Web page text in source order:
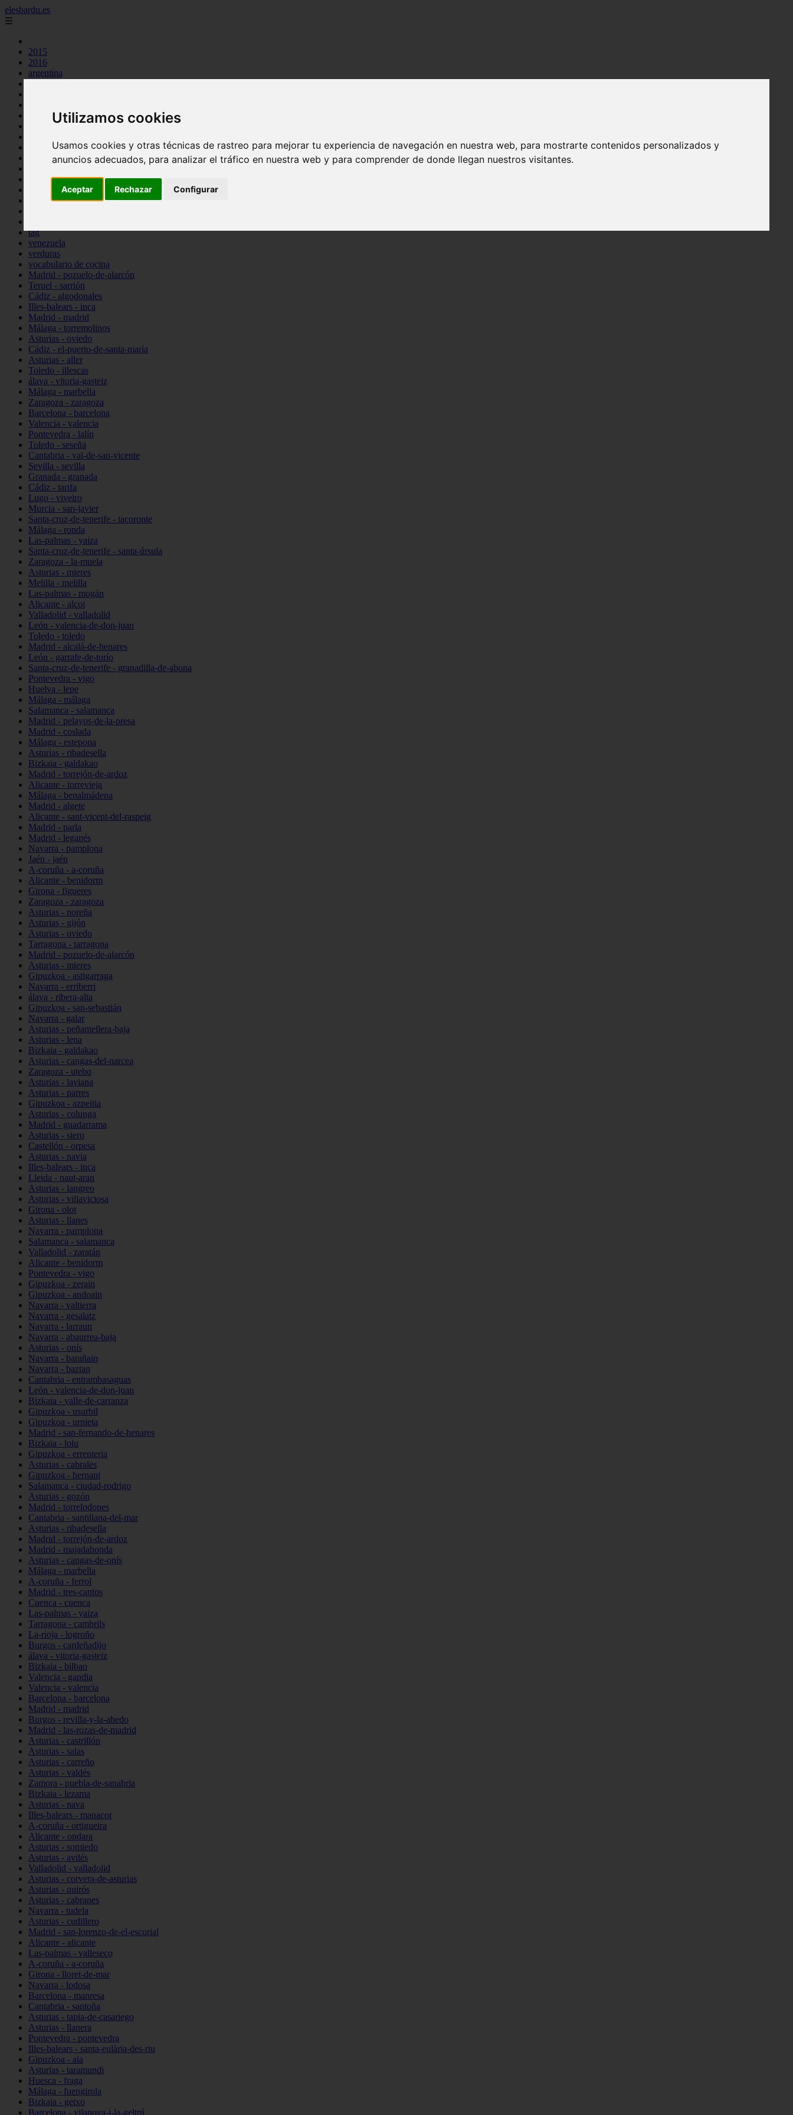
Utilizamos cookies
Usamos cookies y otras técnicas de rastreo para mejorar tu experiencia de navegación en nuestra web, para mostrarte contenidos personalizados y
anuncios adecuados, para analizar el tráfico en nuestra web y para comprender de donde llegan nuestros visitantes.
Aceptar Rechazar Configurar
elesbardu.es
☰
2015
2016
argentina
cocina casera
comidas
huevos
mariscos
postres
tag
venezuela
verduras
vocabulario de cocina
Madrid - pozuelo-de-alarcón
Teruel - sarrión
Cádiz - algodonales
Illes-balears - inca
Madrid - madrid
Málaga - torremolinos
Asturias - oviedo
Cádiz - el-puerto-de-santa-maría
Asturias - aller
Toledo - illescas
álava - vitoria-gasteiz
Málaga - marbella
Zaragoza - zaragoza
Barcelona - barcelona
Valencia - valencia
Pontevedra - lalín
Toledo - seseña
Cantabria - val-de-san-vicente
Sevilla - sevilla
Granada - granada
Cádiz - tarifa
Lugo - viveiro
Murcia - san-javier
Santa-cruz-de-tenerife - tacoronte
Málaga - ronda
Las-palmas - yaiza
Santa-cruz-de-tenerife - santa-úrsula
Zaragoza - la-muela
Asturias - mieres
Melilla - melilla
Las-palmas - mogán
Alicante - alcoi
Valladolid - valladolid
León - valencia-de-don-juan
Toledo - toledo
Madrid - alcalá-de-henares
León - garrafe-de-torío
Santa-cruz-de-tenerife - granadilla-de-abona
Pontevedra - vigo
Huelva - lepe
Málaga - málaga
Salamanca - salamanca
Madrid - pelayos-de-la-presa
Madrid - coslada
Málaga - estepona
Asturias - ribadesella
Bizkaia - galdakao
Madrid - torrejón-de-ardoz
Alicante - torrevieja
Málaga - benalmádena
Madrid - algete
Alicante - sant-vicent-del-raspeig
Madrid - parla
Madrid - leganés
Navarra - pamplona
Jaén - jaén
A-coruña - a-coruña
Alicante - benidorm
Girona - figueres
Zaragoza - zaragoza
Asturias - noreña
Asturias - gijón
Asturias - oviedo
Tarragona - tarragona
Madrid - pozuelo-de-alarcón
Asturias - mieres
Gipuzkoa - astigarraga
Navarra - erriberri
álava - ribera-alta
Gipuzkoa - san-sebastián
Navarra - galar
Asturias - peñamellera-baja
Asturias - lena
Bizkaia - galdakao
Asturias - cangas-del-narcea
Zaragoza - utebo
Asturias - laviana
Asturias - parres
Gipuzkoa - azpeitia
Asturias - colunga
Madrid - guadarrama
Asturias - siero
Castellón - orpesa
Asturias - navia
Illes-balears - inca
Lleida - naut-aran
Asturias - langreo
Asturias - villaviciosa
Girona - olot
Asturias - llanes
Navarra - pamplona
Salamanca - salamanca
Valladolid - zaratán
Alicante - benidorm
Pontevedra - vigo
Gipuzkoa - zerain
Gipuzkoa - andoain
Navarra - valtierra
Navarra - gesalatz
Navarra - larraun
Navarra - abaurrea-baja
Asturias - onís
Navarra - barañain
Navarra - baztan
Cantabria - entrambasaguas
León - valencia-de-don-juan
Bizkaia - valle-de-carranza
Gipuzkoa - usurbil
Gipuzkoa - urnieta
Madrid - san-fernando-de-henares
Bizkaia - loiu
Gipuzkoa - errenteria
Asturias - cabrales
Gipuzkoa - hernani
Salamanca - ciudad-rodrigo
Asturias - gozón
Madrid - torrelodones
Cantabria - santillana-del-mar
Asturias - ribadesella
Madrid - torrejón-de-ardoz
Madrid - majadahonda
Asturias - cangas-de-onís
Málaga - marbella
A-coruña - ferrol
Madrid - tres-cantos
Cuenca - cuenca
Las-palmas - yaiza
Tarragona - cambrils
La-rioja - logroño
Burgos - cardeñadijo
álava - vitoria-gasteiz
Bizkaia - bilbao
Valencia - gandia
Valencia - valencia
Barcelona - barcelona
Madrid - madrid
Burgos - revilla-y-la-ahedo
Madrid - las-rozas-de-madrid
Asturias - castrillón
Asturias - salas
Asturias - carreño
Asturias - valdés
Zamora - puebla-de-sanabria
Bizkaia - lezama
Asturias - nava
Illes-balears - manacor
A-coruña - ortigueira
Alicante - ondara
Asturias - somiedo
Asturias - avilés
Valladolid - valladolid
Asturias - corvera-de-asturias
Asturias - quirós
Asturias - cabranes
Navarra - tudela
Asturias - cudillero
Madrid - san-lorenzo-de-el-escorial
Alicante - alicante
Las-palmas - valleseco
A-coruña - a-coruña
Girona - lloret-de-mar
Navarra - lodosa
Barcelona - manresa
Cantabria - santoña
Asturias - tapia-de-casariego
Asturias - llanera
Pontevedra - pontevedra
Illes-balears - santa-eulària-des-riu
Gipuzkoa - aia
Asturias - taramundi
Huesca - fraga
Málaga - fuengirola
Bizkaia - getxo
Barcelona - vilanova-i-la-geltrú